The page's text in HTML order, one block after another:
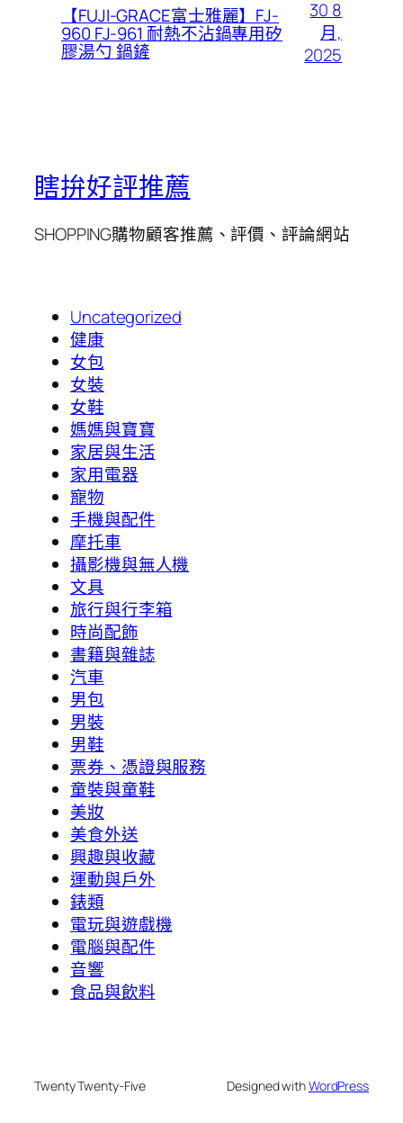
【FUJI-GRACE富士雅麗】FJ-
960 FJ-961 耐熱不沾鍋專用矽
膠湯勺 鍋鏟
30 8
月,
2025
瞎拚好評推薦
SHOPPING購物顧客推薦、評價、評論網站
Uncategorized
健康
女包
女裝
女鞋
媽媽與寶寶
家居與生活
家用電器
寵物
手機與配件
摩托車
攝影機與無人機
文具
旅行與行李箱
時尚配飾
書籍與雜誌
汽車
男包
男裝
男鞋
票券、憑證與服務
童裝與童鞋
美妝
美食外送
興趣與收藏
運動與戶外
錶類
電玩與遊戲機
電腦與配件
音響
食品與飲料
Twenty Twenty-Five Designed withWordPress